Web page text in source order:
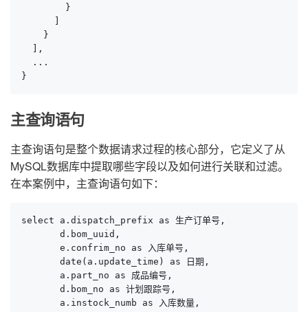
        }
    }
  ],
  ...
}
主查询语句
主查询语句是整个数据请求过程的核心部分，它定义了从
MySQL数据库中提取哪些字段以及如何进行关联和过滤。
在本案例中，主查询语句如下：
select a.dispatch_prefix as 生产订单号,
       d.bom_uuid,
       e.confrim_no as 入库单号,
       date(a.update_time) as 日期,
       a.part_no as 成品编号,
       d.bom_no as 计划跟踪号,
       a.instock_numb as 入库数量,